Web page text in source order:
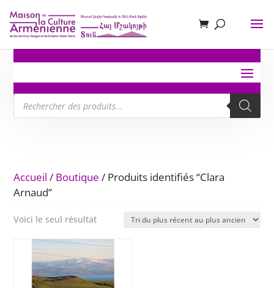
Recherche
de
produits
Accueil / Boutique / Produits identifiés “Clara
Arnaud”
Voici le seul résultat